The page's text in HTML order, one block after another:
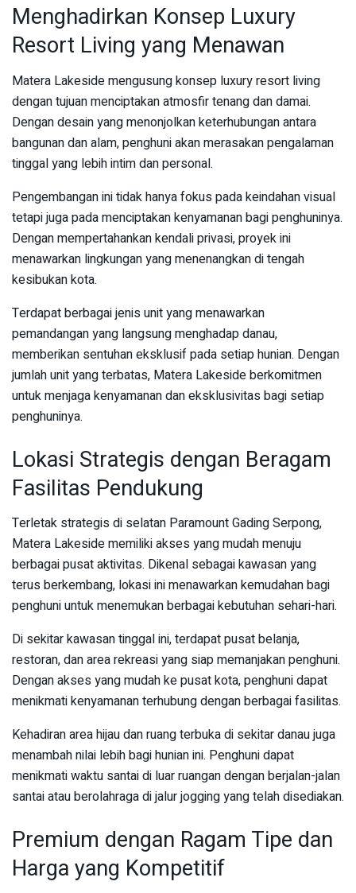
Menghadirkan Konsep Luxury
Resort Living yang Menawan
Matera Lakeside mengusung konsep luxury resort living
dengan tujuan menciptakan atmosfir tenang dan damai.
Dengan desain yang menonjolkan keterhubungan antara
bangunan dan alam, penghuni akan merasakan pengalaman
tinggal yang lebih intim dan personal.
Pengembangan ini tidak hanya fokus pada keindahan visual
tetapi juga pada menciptakan kenyamanan bagi penghuninya.
Dengan mempertahankan kendali privasi, proyek ini
menawarkan lingkungan yang menenangkan di tengah
kesibukan kota.
Terdapat berbagai jenis unit yang menawarkan
pemandangan yang langsung menghadap danau,
memberikan sentuhan eksklusif pada setiap hunian. Dengan
jumlah unit yang terbatas, Matera Lakeside berkomitmen
untuk menjaga kenyamanan dan eksklusivitas bagi setiap
penghuninya.
Lokasi Strategis dengan Beragam
Fasilitas Pendukung
Terletak strategis di selatan Paramount Gading Serpong,
Matera Lakeside memiliki akses yang mudah menuju
berbagai pusat aktivitas. Dikenal sebagai kawasan yang
terus berkembang, lokasi ini menawarkan kemudahan bagi
penghuni untuk menemukan berbagai kebutuhan sehari-hari.
Di sekitar kawasan tinggal ini, terdapat pusat belanja,
restoran, dan area rekreasi yang siap memanjakan penghuni.
Dengan akses yang mudah ke pusat kota, penghuni dapat
menikmati kenyamanan terhubung dengan berbagai fasilitas.
Kehadiran area hijau dan ruang terbuka di sekitar danau juga
menambah nilai lebih bagi hunian ini. Penghuni dapat
menikmati waktu santai di luar ruangan dengan berjalan-jalan
santai atau berolahraga di jalur jogging yang telah disediakan.
Premium dengan Ragam Tipe dan
Harga yang Kompetitif